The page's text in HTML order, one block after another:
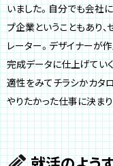
いました。自分でも会社
プ企業ということもあり
レーター。デザイナーが
完成データに仕上げてい
適性をみてチラシかカタ
やりたかった仕事に決まり